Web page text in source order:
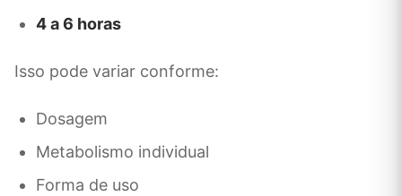
4 a 6 horas
Isso pode variar conforme:
Dosagem
Metabolismo individual
Forma de uso